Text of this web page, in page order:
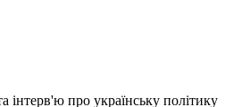
інтерв'ю про українську політику